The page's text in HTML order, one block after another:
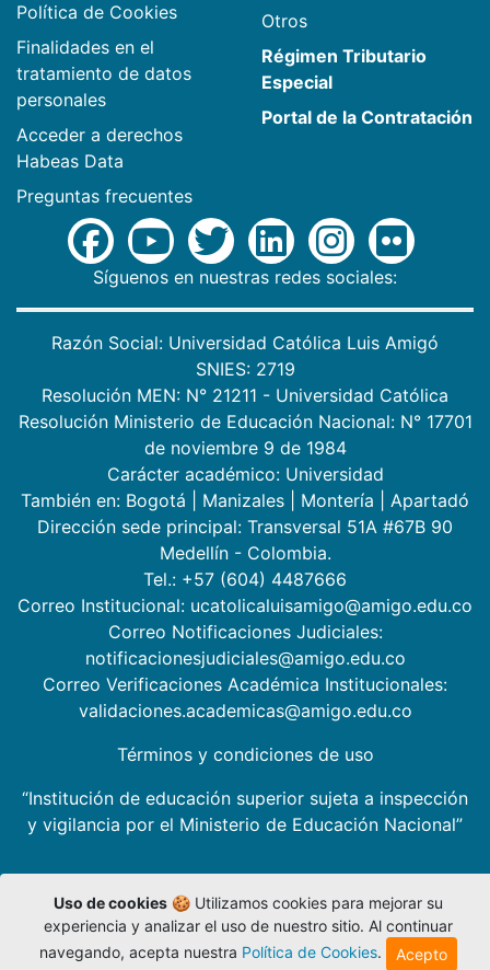
Política de Cookies
Finalidades en el
tratamiento de datos
personales
Acceder a derechos
Habeas Data
Preguntas frecuentes
Otros
Régimen Tributario
Especial
Portal de la Contratación
Síguenos en nuestras redes sociales:
Razón Social: Universidad Católica Luis Amigó
SNIES: 2719
Resolución MEN: N° 21211 - Universidad Católica
Resolución Ministerio de Educación Nacional: N° 17701
de noviembre 9 de 1984
Carácter académico: Universidad
También en: Bogotá Manizales Montería
Apartadó
Dirección sede principal: Transversal 51A #67B 90
Medellín - Colombia.
Tel.: +57 (604) 4487666
Correo Institucional: ucatolicaluisamigo@amigo.edu.co
Correo Notificaciones Judiciales:
notificacionesjudiciales@amigo.edu.co
Correo Verificaciones Académica Institucionales:
validaciones.academicas@amigo.edu.co
Términos y condiciones de uso
“Institución de educación superior sujeta a inspección
y vigilancia por el Ministerio de Educación Nacional”
Uso de cookies🍪 Utilizamos cookies para mejorar su
experiencia y analizar el uso de nuestro sitio. Al continuar
navegando, acepta nuestra Política de Cookies. Acepto